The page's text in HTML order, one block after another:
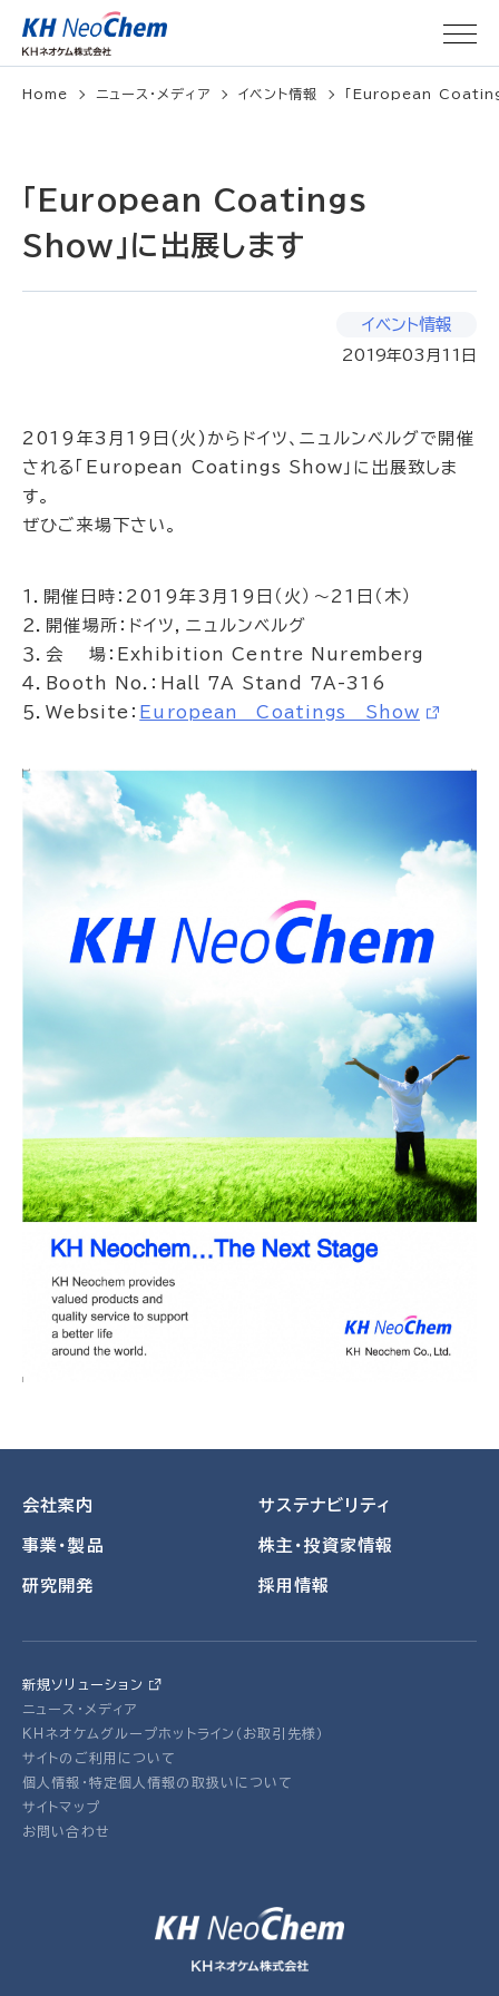
Home ニュース・メディア イベント情報 「European
「European Coatings
Show」に出展します
イベント情報
2019年03月11日
2019年3月19日(火)からドイツ、ニュルンベルグで開催
される「European Coatings Show」に出展致しま
す。
ぜひご来場下さい。
１．開催日時：2019年3月19日（火）～21日（木）
２．開催場所：ドイツ，ニュルンベルグ
３．会 場：Exhibition Centre Nuremberg
４．Booth No.：Hall 7A Stand 7A-316
５．Website： European Coatings Show
会社案内
事業・製品
研究開発
サステナビリティ
株主・投資家情報
採用情報
新規ソリューション
ニュース・メディア
ＫＨネオケムグループホットライン（お取引先様）
サイトのご利用について
個人情報・特定個人情報の取扱いについて
サイトマップ
お問い合わせ